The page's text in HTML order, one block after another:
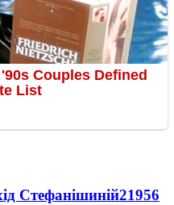
Стефанішиній21956